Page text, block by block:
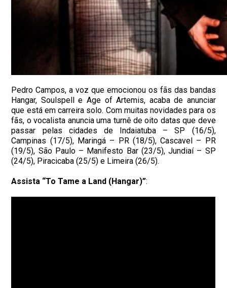
Pedro Campos, a voz que emocionou os fãs das bandas
Hangar, Soulspell e Age of Artemis, acaba de anunciar
que está em carreira solo. Com muitas novidades para os
fãs, o vocalista anuncia uma turnê de oito datas que deve
passar pelas cidades de Indaiatuba – SP (16/5),
Campinas (17/5), Maringá – PR (18/5), Cascavel – PR
(19/5), São Paulo – Manifesto Bar (23/5), Jundiaí – SP
(24/5), Piracicaba (25/5) e Limeira (26/5).
Assista “To Tame a Land (Hangar)”: